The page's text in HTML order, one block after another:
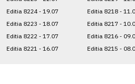
Editia 8224 - 19.07
Editia 8223 - 18.07
Editia 8222 - 17.07
Editia 8221 - 16.07
Editia 8218 -
Editia 8217 -
Editia 8216 -
Editia 8215 -